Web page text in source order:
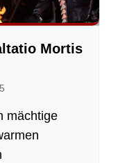
Mortis
mächtige